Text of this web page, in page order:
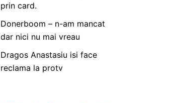
prin card.
Donerboom – n-am mancat
dar nici nu mai vreau
Dragos Anastasiu isi face
reclama la protv